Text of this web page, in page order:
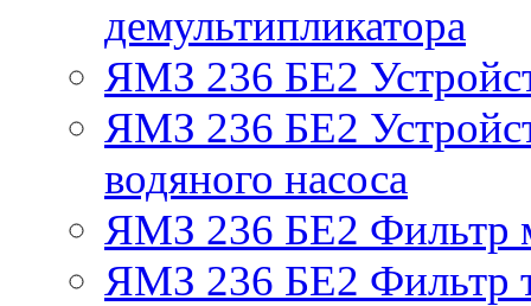
демультипликатора
ЯМЗ 236 БЕ2
ЯМЗ 236 БЕ2
водяного насоса
ЯМЗ 236 БЕ2 Фильтр
ЯМЗ 236 БЕ2 Фильтр